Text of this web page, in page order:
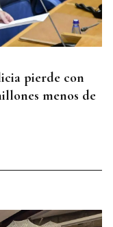
pierde con
menos de